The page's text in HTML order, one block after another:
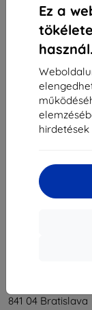
Ez a
használ.
hirdetések
6 990
6 291
Raktáron 3
Összes
841 04 Bratislava